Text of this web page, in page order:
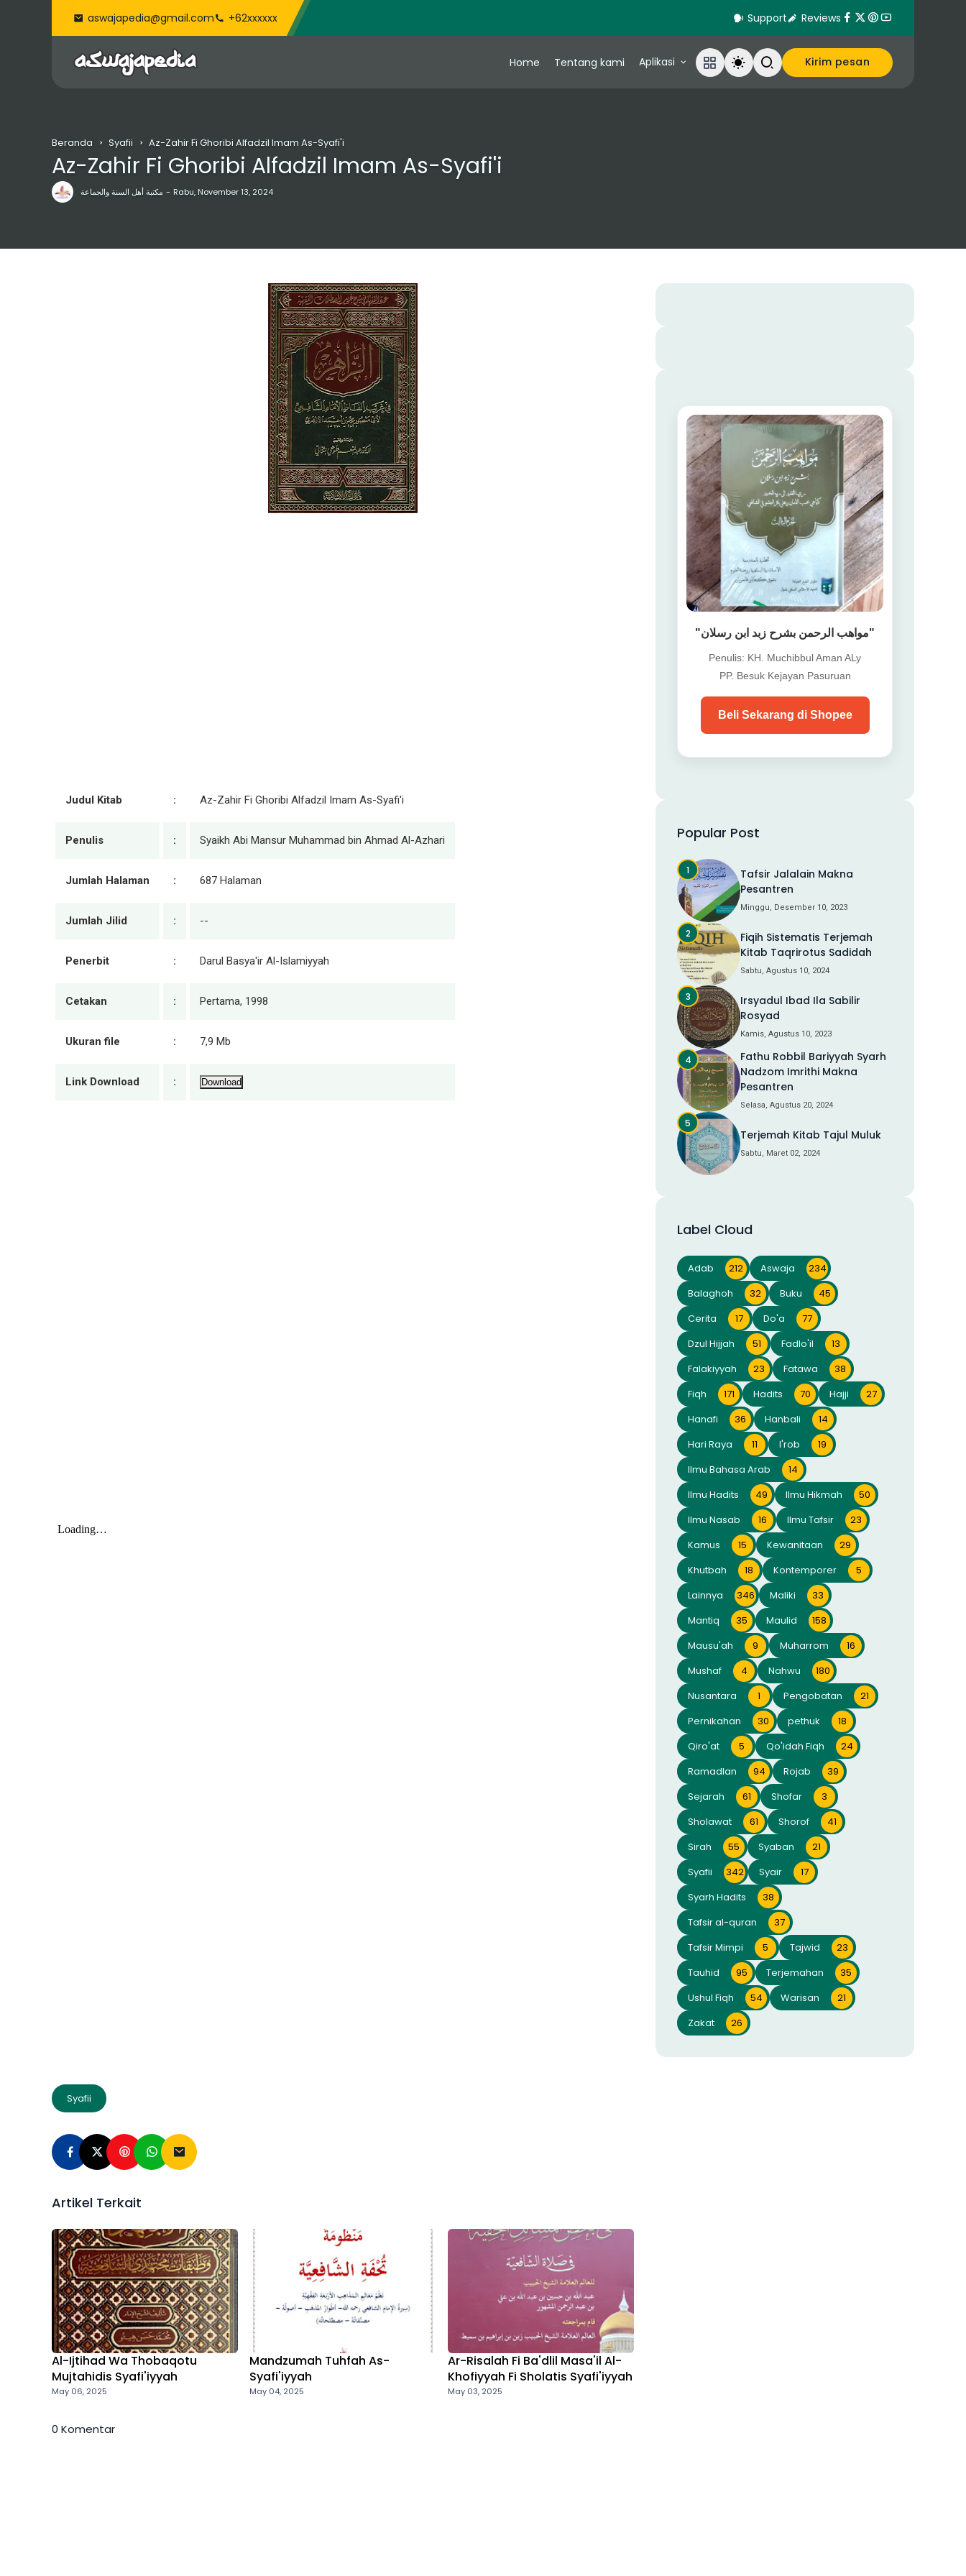
aswajapedia@gmail.com +62xxxxxx Support Reviews
Home Tentang kami Aplikasi Kirim pesan
Beranda Syafii Az-Zahir Fi Ghoribi Alfadzil Imam As-Syafi'i
مكتبة أهل السنة والجماعة Rabu, November 13, 2024
Az-Zahir Fi Ghoribi Alfadzil Imam As-Syafi'i
Judul Kitab : Az-Zahir Fi Ghoribi Alfadzil Imam As-Syafi'i
Penulis : Syaikh Abi Mansur Muhammad bin Ahmad Al-Azhari
Jumlah Halaman : 687 Halaman
Jumlah Jilid : --
Penerbit : Darul Basya'ir Al-Islamiyyah
Cetakan : Pertama, 1998
Ukuran file : 7,9 Mb
Link Download : Download
Syafii
Artikel Terkait
Al-Ijtihad Wa Thobaqotu
Mujtahidis Syafi'iyyah
May 06, 2025
Mandzumah Tuhfah As-
Syafi'iyyah
May 04, 2025
Ar-Risalah Fi Ba'dlil Masa'il Al-
Khofiyyah Fi Sholatis Syafi'iyyah
May 03, 2025
0 Komentar
"مواهب الرحمن بشرح زبد ابن رسلان"
Penulis: KH. Muchibbul Aman ALy
PP. Besuk Kejayan Pasuruan
Beli Sekarang di Shopee
Popular Post
Tafsir Jalalain Makna
Pesantren
Minggu, Desember 10, 2023
Fiqih Sistematis Terjemah
Kitab Taqrirotus Sadidah
Sabtu, Agustus 10, 2024
Irsyadul Ibad Ila Sabilir
Rosyad
Kamis, Agustus 10, 2023
Fathu Robbil Bariyyah Syarh
Nadzom Imrithi Makna
Pesantren
Selasa, Agustus 20, 2024
Terjemah Kitab Tajul Muluk
Sabtu, Maret 02, 2024
Label Cloud
Adab 212 Aswaja
234
Balaghoh
32 Buku
45
Cerita
17 Do'a
77
Dzul Hijjah
51 Fadlo'il
13
Falakiyyah
23 Fatawa
38
Fiqh
171 Hadits 70 Hajji
27
Hanafi
36 Hanbali
14
Hari Raya
11 I'rob
19
Ilmu Bahasa Arab
14
Ilmu Hadits
49 Ilmu Hikmah
50
Ilmu Nasab
16 Ilmu Tafsir
23
Kamus
15 Kewanitaan
29
Khutbah
18 Kontemporer
5
Lainnya
346 Maliki
33
Mantiq
35 Maulid
158
Mausu'ah
9 Muharrom
16
Mushaf
4 Nahwu
180
Nusantara
1 Pengobatan
21
Pernikahan
30 pethuk
18
Qiro'at
5 Qo'idah Fiqh
24
Ramadlan
94 Rojab
39
Sejarah
61 Shofar
3
Sholawat
61 Shorof
41
Sirah
55 Syaban
21
Syafii
342 Syair
17
Syarh Hadits
38
Tafsir al-quran
37
Tafsir Mimpi
5 Tajwid
23
Tauhid
95 Terjemahan
35
Ushul Fiqh
54 Warisan
21
Zakat
26